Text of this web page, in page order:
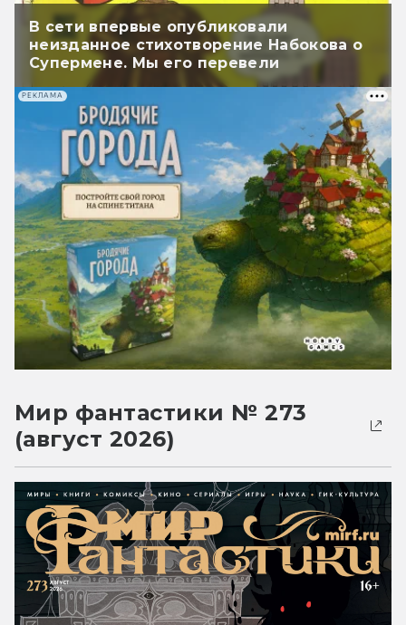
В сети впервые опубликовали
неизданное стихотворение Набокова о
Супермене. Мы его перевели
РЕКЛАМА
Мир фантастики № 273
(август 2026)